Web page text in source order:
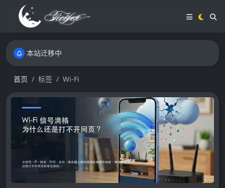
本站迁移中
本站迁移中
本站迁移中
首页 标签 Wi-Fi